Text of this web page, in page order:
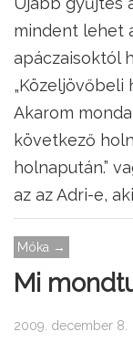
mindent lehet
apáczaisoktól
„Közeljövőbeli
Akarom
következő
holnapután.”
az az Adri-e, aki
Móka →
Mi
2009. december 8.